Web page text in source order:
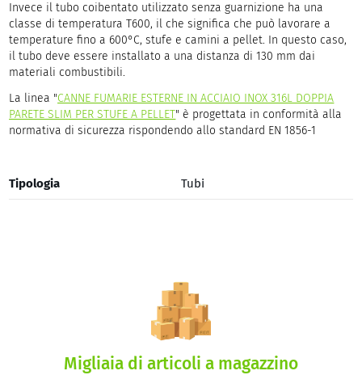
Invece il tubo coibentato utilizzato senza guarnizione ha una
classe di temperatura T600, il che significa che può lavorare a
temperature fino a 600°C, stufe e camini a pellet. In questo caso,
il tubo deve essere installato a una distanza di 130 mm dai
materiali combustibili.
La linea "CANNE FUMARIE ESTERNE IN ACCIAIO INOX 316L DOPPIA
PARETE SLIM PER STUFE A PELLET" è progettata in conformità alla
normativa di sicurezza rispondendo allo standard EN 1856-1
Tipologia Tubi
Migliaia di articoli a magazzino